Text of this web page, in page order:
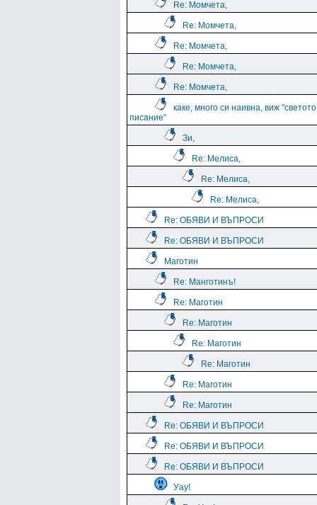
Re: Момчета,
Re: Момчета,
Re: Момчета,
Re: Момчета,
Re: Момчета,
каке, много си наивна, виж "светото
писание"
Зи,
Re: Мелиса,
Re: Мелиса,
Re: Мелиса,
Re: ОБЯВИ И ВЪПРОСИ
Re: ОБЯВИ И ВЪПРОСИ
Маготин
Re: Манготинъ!
Re: Маготин
Re: Маготин
Re: Маготин
Re: Маготин
Re: Маготин
Re: Маготин
Re: ОБЯВИ И ВЪПРОСИ
Re: ОБЯВИ И ВЪПРОСИ
Re: ОБЯВИ И ВЪПРОСИ
Уау!